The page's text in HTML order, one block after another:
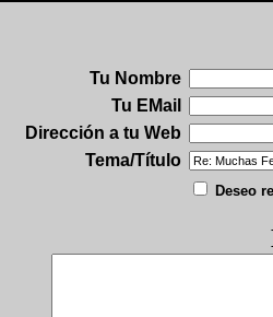
Tu Nombre
Tu EMail
Dirección a tu Web
Tema/Título
Deseo